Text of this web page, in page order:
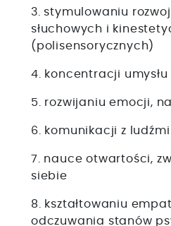
3. stymulowaniu
słuchowych i
(polisensorycznych)
4. koncentracji umysłu
5. rozwijaniu emocji,
6. komunikacji z ludźmi
7. nauce otwartości,
siebie
8. kształtowaniu
odczuwania stanów